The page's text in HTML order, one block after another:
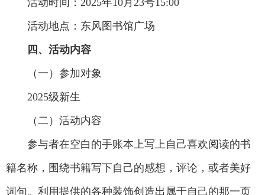
活动地点：东风图书馆广场
四、活动内容
（一）参加对象
2025级新生
（二）活动内容
参与者在空白的手账本上写上自己喜欢阅读的书
籍名称，围绕书籍写下自己的感想，评论，或者美好
词句。利用提供的各种装饰创造出属于自己的那一页